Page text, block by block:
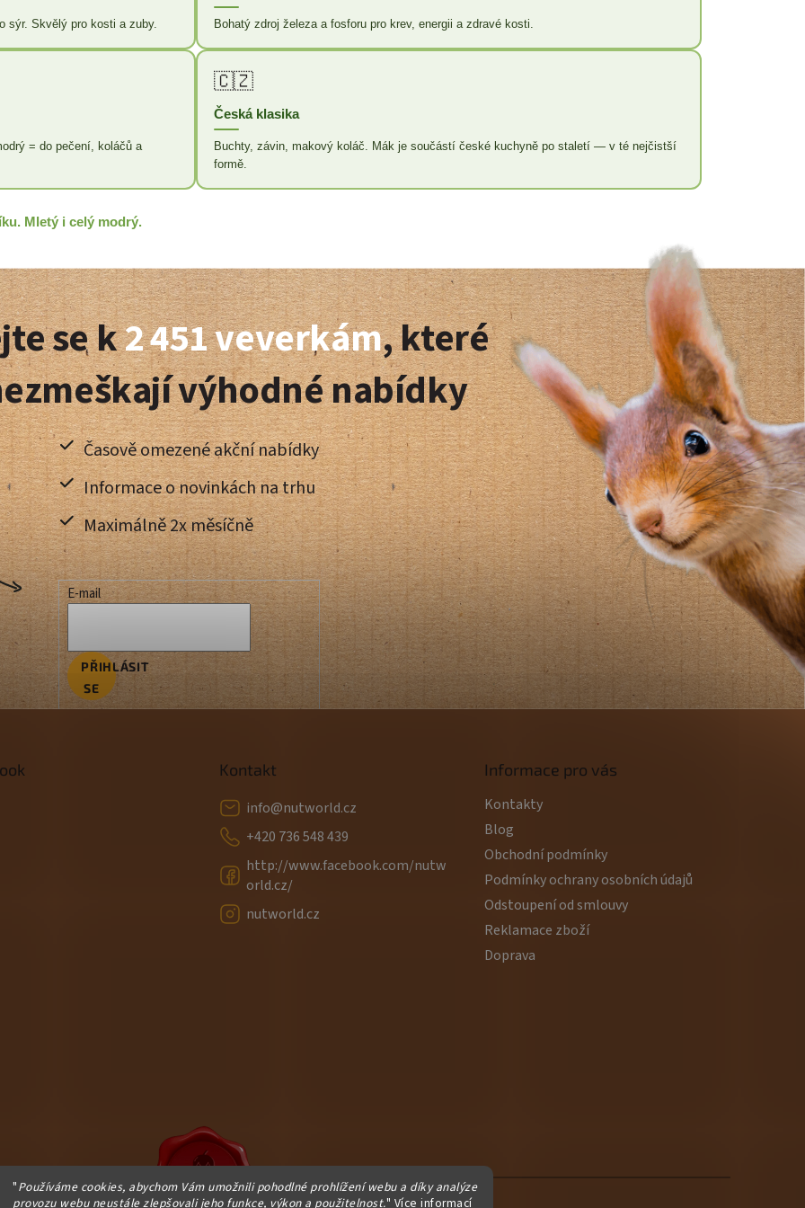
"Používáme cookies, abychom Vám umožnili pohodlné prohlížení webu a díky analýze
provozu webu neustále zlepšovali jeho funkce, výkon a použitelnost." Více informací
v
u
sýr. Skvělý pro kosti a zuby. Bohatý zdroj železa a fosforu pro krev, energii a zdravé kosti.
= do pečení, koláčů a
🇨🇿
Česká klasika
Buchty, závin, makový koláč. Mák je součástí české kuchyně po staletí — v té nejčistší
formě.
Mletý i celý modrý.
se k2 451 veverkám, které
výhodné nabídky
Časově omezené akční nabídky
Informace o novinkách na trhu
Maximálně 2x měsíčně
E-mail
PŘIHLÁSIT
SE
Kontakt
info@nutworld.cz
+420 736 548 439
http://www.facebook.com/nutw
orld.cz/
nutworld.cz
Informace pro vás
Kontakty
Blog
Obchodní podmínky
Podmínky ochrany osobních údajů
Odstoupení od smlouvy
Reklamace zboží
Doprava